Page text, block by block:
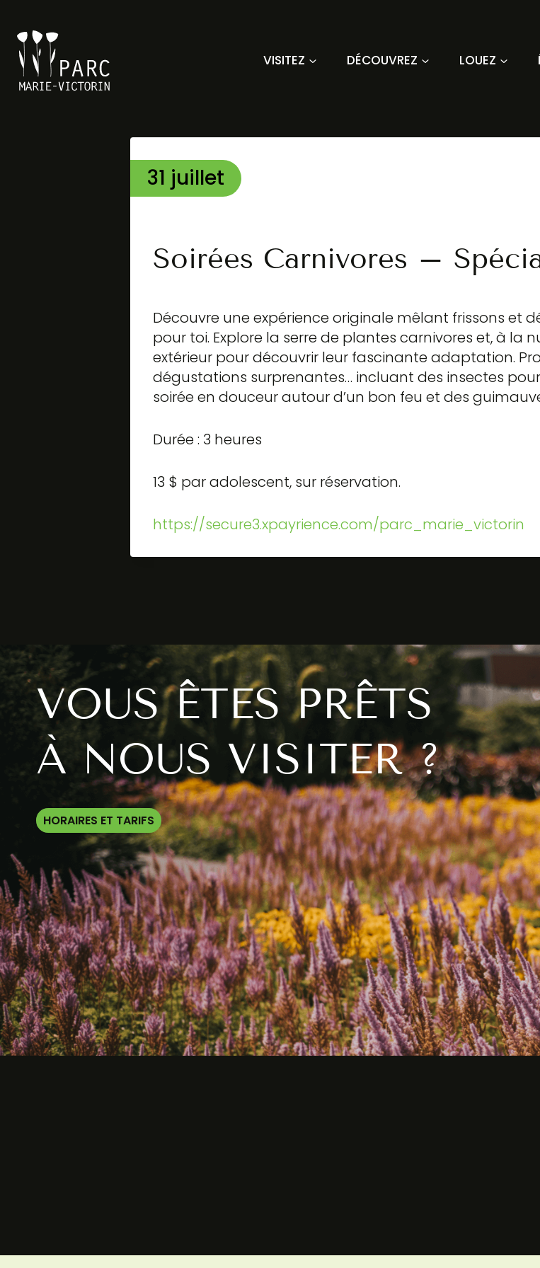
au
contenu
VISITEZ DÉCOUVREZ LOUEZ
31 juillet
Soirées Carnivores –
Découvre une expérience originale mêlant frissons et
pour toi. Explore la serre de plantes carnivores et, à la
extérieur pour découvrir leur fascinante adaptation.
dégustations surprenantes… incluant des insectes
soirée en douceur autour d’un bon feu et des
Durée : 3 heures
13 $ par adolescent, sur réservation.
https://secure3.xpayrience.com/parc_marie_victorin
VOUS ÊTES PRÊTS
À NOUS VISITER ?
HORAIRES ET TARIFS